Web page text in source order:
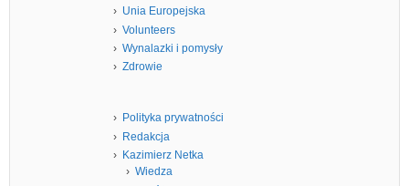
Unia Europejska
Volunteers
Wynalazki i pomysły
Zdrowie
Polityka prywatności
Redakcja
Kazimierz Netka
Wiedza